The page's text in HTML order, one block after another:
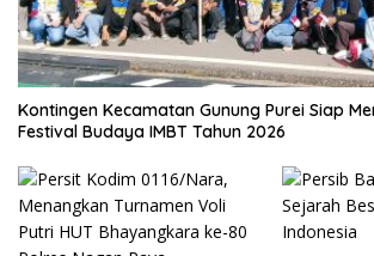
Kontingen Kecamatan Gunung Purei Siap
Festival Budaya IMBT Tahun 2026